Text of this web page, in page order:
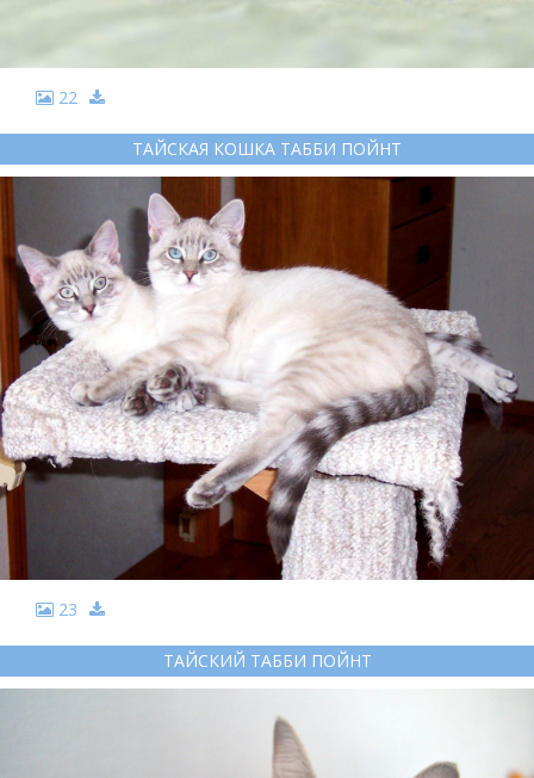
22
ТАЙСКАЯ КОШКА ТАББИ ПОЙНТ
23
ТАЙСКИЙ ТАББИ ПОЙНТ